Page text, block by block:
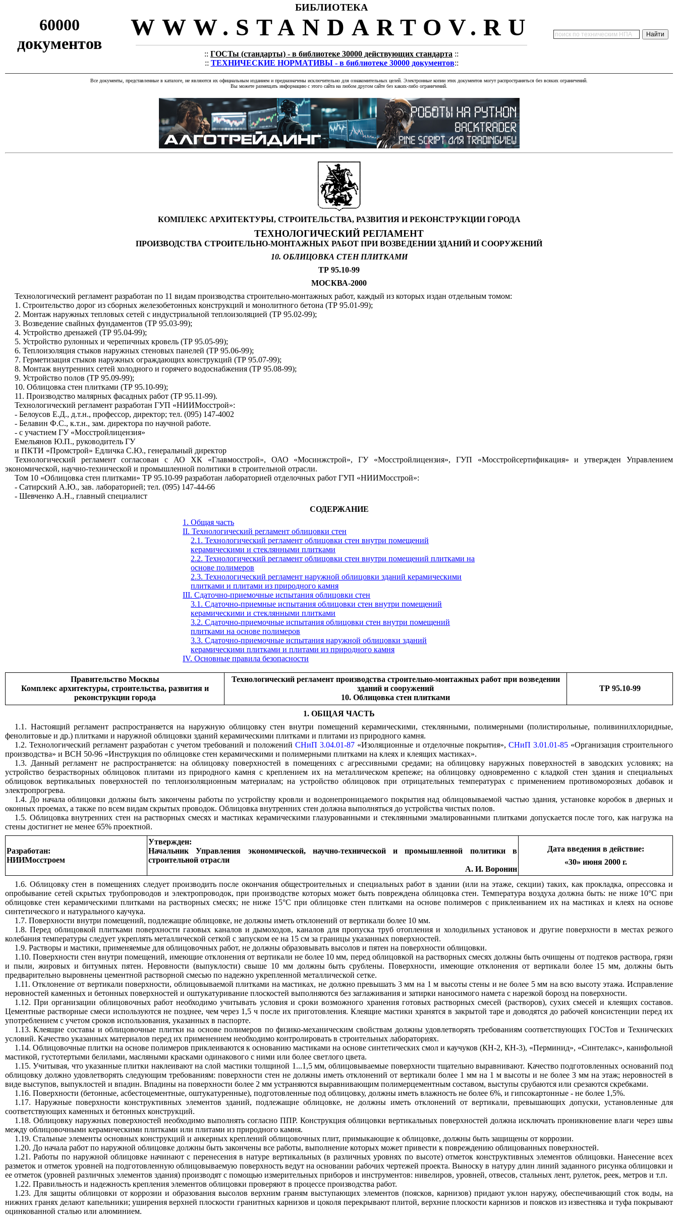
60000
документов
БИБЛИОТЕКА
WWW.STANDARTOV.RU
:: ГОСТы (стандарты) - в библиотеке 30000 действующих стандарта ::
:: ТЕХНИЧЕСКИЕ НОРМАТИВЫ - в библиотеке 30000 документов::
Все документы, представленные в каталоге, не являются их официальным изданием и предназначены исключительно для ознакомительных целей. Электронные копии этих документов могут распространяться без всяких ограничений.
Вы можете размещать информацию с этого сайта на любом другом сайте без каких-либо ограничений.
КОМПЛЕКС АРХИТЕКТУРЫ, СТРОИТЕЛЬСТВА, РАЗВИТИЯ И РЕКОНСТРУКЦИИ ГОРОДА
ТЕХНОЛОГИЧЕСКИЙ РЕГЛАМЕНТ
ПРОИЗВОДСТВА СТРОИТЕЛЬНО-МОНТАЖНЫХ РАБОТ ПРИ ВОЗВЕДЕНИИ ЗДАНИЙ И СООРУЖЕНИЙ
10. ОБЛИЦОВКА СТЕН ПЛИТКАМИ
ТР 95.10-99
МОСКВА-2000
Технологический регламент разработан по 11 видам производства строительно-монтажных работ, каждый из которых издан отдельным томом:
1. Строительство дорог из сборных железобетонных конструкций и монолитного бетона (ТР 95.01-99);
2. Монтаж наружных тепловых сетей с индустриальной теплоизоляцией (ТР 95.02-99);
3. Возведение свайных фундаментов (ТР 95.03-99);
4. Устройство дренажей (ТР 95.04-99);
5. Устройство рулонных и черепичных кровель (ТР 95.05-99);
6. Теплоизоляция стыков наружных стеновых панелей (ТР 95.06-99);
7. Герметизация стыков наружных ограждающих конструкций (ТР 95.07-99);
8. Монтаж внутренних сетей холодного и горячего водоснабжения (ТР 95.08-99);
9. Устройство полов (ТР 95.09-99);
10. Облицовка стен плитками (ТР 95.10-99);
11. Производство малярных фасадных работ (ТР 95.11-99).
Технологический регламент разработан ГУП «НИИМосстрой»:
- Белоусов Е.Д., д.т.н., профессор, директор; тел. (095) 147-4002
- Белавин Ф.С., к.т.н., зам. директора по научной работе.
- с участием ГУ «Мосстройлицензия»
Емельянов Ю.П., руководитель ГУ
и ПКТИ «Промстрой» Едличка С.Ю., генеральный директор
Технологический регламент согласован с АО ХК «Главмосстрой», ОАО «Мосинжстрой», ГУ «Мосстройлицензия», ГУП «Мосстройсертификация» и утвержден Управлением
экономической, научно-технической и промышленной политики в строительной отрасли.
Том 10 «Облицовка стен плитками» ТР 95.10-99 разработан лабораторией отделочных работ ГУП «НИИМосстрой»:
- Сатирский А.Ю., зав. лабораторией; тел. (095) 147-44-66
- Шевченко А.Н., главный специалист
СОДЕРЖАНИЕ
1. Общая часть
II. Технологический регламент облицовки стен
2.1. Технологический регламент облицовки стен внутри помещений
керамическими и стеклянными плитками
2.2. Технологический регламент облицовки стен внутри помещений плитками на
основе полимеров
2.3. Технологический регламент наружной облицовки зданий керамическими
плитками и плитами из природного камня
III. Сдаточно-приемочные испытания облицовки стен
3.1. Сдаточно-приемные испытания облицовки стен внутри помещений
керамическими и стеклянными плитками
3.2. Сдаточно-приемочные испытания облицовки стен внутри помещений
плитками на основе полимеров
3.3. Сдаточно-приемочные испытания наружной облицовки зданий
керамическими плитками и плитами из природного камня
IV. Основные правила безопасности
Правительство Москвы
Комплекс архитектуры, строительства, развития и
реконструкции города
Технологический регламент производства строительно-монтажных работ при возведении
зданий и сооружений
10. Облицовка стен плитками
ТР 95.10-99
1. ОБЩАЯ ЧАСТЬ
1.1. Настоящий регламент распространяется на наружную облицовку стен внутри помещений керамическими, стеклянными, полимерными (полистирольные, поливинилхлоридные,
фенолитовые и др.) плитками и наружной облицовки зданий керамическими плитками и плитами из природного камня.
1.2. Технологический регламент разработан с учетом требований и положений СНиП 3.04.01-87«Изоляционные и отделочные покрытия», СНиП 3.01.01-85 «Организация строительного
производства» и ВСН 50-96 «Инструкция по облицовке стен керамическими и полимерными плитками на клеях и клеящих мастиках».
1.3. Данный регламент не распространяется: на облицовку поверхностей в помещениях с агрессивными средами; на облицовку наружных поверхностей в заводских условиях; на
устройство безрастворных облицовок плитами из природного камня с креплением их на металлическом крепеже; на облицовку одновременно с кладкой стен здания и специальных
облицовок вертикальных поверхностей по теплоизоляционным материалам; на устройство облицовок при отрицательных температурах с применением противоморозных добавок и
электропрогрева.
1.4. До начала облицовки должны быть закончены работы по устройству кровли и водонепроницаемого покрытия над облицовываемой частью здания, установке коробок в дверных и
оконных проемах, а также по всем видам скрытых проводок. Облицовка внутренних стен должна выполняться до устройства чистых полов.
1.5. Облицовка внутренних стен на растворных смесях и мастиках керамическими глазурованными и стеклянными эмалированными плитками допускается после того, как нагрузка на
стены достигнет не менее 65% проектной.
Разработан:
НИИМосстроем
Утвержден:
Начальник Управления экономической, научно-технической и промышленной политики в
строительной отрасли
А. И. Воронин
Дата введения в действие:
«30» июня 2000 г.
1.6. Облицовку стен в помещениях следует производить после окончания общестроительных и специальных работ в здании (или на этаже, секции) таких, как прокладка, опрессовка и
опробывание сетей скрытых трубопроводов и электропроводок, при производстве которых может быть повреждена облицовка стен. Температура воздуха должна быть: не ниже 10°С при
облицовке стен керамическими плитками на растворных смесях; не ниже 15°С при облицовке стен плитками на основе полимеров с приклеиванием их на мастиках и клеях на основе
синтетического и натурального каучука.
1.7. Поверхности внутри помещений, подлежащие облицовке, не должны иметь отклонений от вертикали более 10 мм.
1.8. Перед облицовкой плитками поверхности газовых каналов и дымоходов, каналов для пропуска труб отопления и холодильных установок и другие поверхности в местах резкого
колебания температуры следует укреплять металлической сеткой с запуском ее на 15 см за границы указанных поверхностей.
1.9. Растворы и мастики, применяемые для облицовочных работ, не должны образовывать высолов и пятен на поверхности облицовки.
1.10. Поверхности стен внутри помещений, имеющие отклонения от вертикали не более 10 мм, перед облицовкой на растворных смесях должны быть очищены от подтеков раствора, грязи
и пыли, жировых и битумных пятен. Неровности (выпуклости) свыше 10 мм должны быть срублены. Поверхности, имеющие отклонения от вертикали более 15 мм, должны быть
предварительно выровнены цементной растворной смесью по надежно укрепленной металлической сетке.
1.11. Отклонение от вертикали поверхности, облицовываемой плитками на мастиках, не должно превышать 3 мм на 1 м высоты стены и не более 5 мм на всю высоту этажа. Исправление
неровностей каменных и бетонных поверхностей и оштукатуривание плоскостей выполняются без заглаживания и затирки наносимого намета с нарезкой борозд на поверхности.
1.12. При организации облицовочных работ необходимо учитывать условия и сроки возможного хранения готовых растворных смесей (растворов), сухих смесей и клеящих составов.
Цементные растворные смеси используются не позднее, чем через 1,5 ч после их приготовления. Клеящие мастики хранятся в закрытой таре и доводятся до рабочей консистенции перед их
употреблением с учетом сроков использования, указанных в паспорте.
1.13. Клеящие составы и облицовочные плитки на основе полимеров по физико-механическим свойствам должны удовлетворять требованиям соответствующих ГОСТов и Технических
условий. Качество указанных материалов перед их применением необходимо контролировать в строительных лабораториях.
1.14. Облицовочные плитки на основе полимеров приклеиваются к основанию мастиками на основе синтетических смол и каучуков (КН-2, КН-3), «Перминид», «Синтелакс», канифольной
мастикой, густотертыми белилами, масляными красками одинакового с ними или более светлого цвета.
1.15. Учитывая, что указанные плитки наклеивают на слой мастики толщиной 1...1,5 мм, облицовываемые поверхности тщательно выравнивают. Качество подготовленных оснований под
облицовку должно удовлетворять следующим требованиям: поверхности стен не должны иметь отклонений от вертикали более 1 мм на 1 м высоты и не более 3 мм на этаж; неровностей в
виде выступов, выпуклостей и впадин. Впадины на поверхности более 2 мм устраняются выравнивающим полимерцементным составом, выступы срубаются или срезаются скребками.
1.16. Поверхности (бетонные, асбестоцементные, оштукатуренные), подготовленные под облицовку, должны иметь влажность не более 6%, и гипсокартонные - не более 1,5%.
1.17. Наружные поверхности конструктивных элементов зданий, подлежащие облицовке, не должны иметь отклонений от вертикали, превышающих допуски, установленные для
соответствующих каменных и бетонных конструкций.
1.18. Облицовку наружных поверхностей необходимо выполнять согласно ППР. Конструкция облицовки вертикальных поверхностей должна исключать проникновение влаги через швы
между облицовочными керамическими плитками или плитами из природного камня.
1.19. Стальные элементы основных конструкций и анкерных креплений облицовочных плит, примыкающие к облицовке, должны быть защищены от коррозии.
1.20. До начала работ по наружной облицовке должны быть закончены все работы, выполнение которых может привести к повреждению облицованных поверхностей.
1.21. Работы по наружной облицовке начинают с перенесения в натуре вертикальных (в различных уровнях по высоте) отметок конструктивных элементов облицовки. Нанесение всех
разметок и отметок уровней на подготовленную облицовываемую поверхность ведут на основании рабочих чертежей проекта. Выноску в натуру длин линий заданного рисунка облицовки и
ее отметок (уровней различных элементов здания) производят с помощью измерительных приборов и инструментов: нивелиров, уровней, отвесов, стальных лент, рулеток, реек, метров и т.п.
1.22. Правильность и надежность крепления элементов облицовки проверяют в процессе производства работ.
1.23. Для защиты облицовки от коррозии и образования высолов верхним граням выступающих элементов (поясков, карнизов) придают уклон наружу, обеспечивающий сток воды, на
нижних гранях делают капельники; уширения верхней плоскости гранитных карнизов и цоколя перекрывают плитой, верхние плоскости карнизов и поясков из известняка и туфа покрывают
оцинкованной сталью или алюминием.